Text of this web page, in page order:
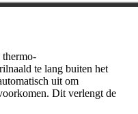
thermo-
te lang buiten het
uit om
Dit verlengt de